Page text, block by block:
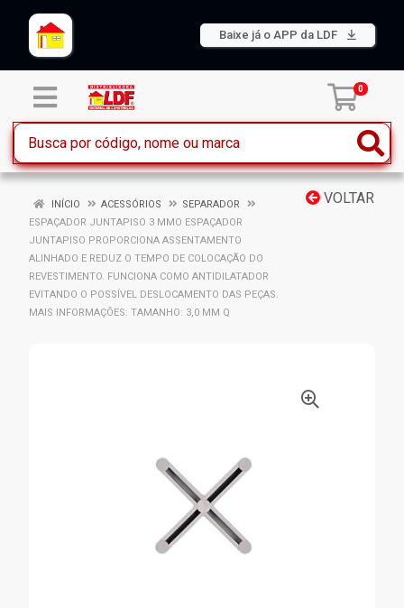
Baixe já o APP da LDF
0
VOLTAR
INÍCIO ACESSÓRIOS
SEPARADOR
ESPAÇADOR JUNTAPISO 3 MMO ESPAÇADOR
JUNTAPISO PROPORCIONA ASSENTAMENTO
ALINHADO E REDUZ O TEMPO DE COLOCAÇÃO DO
REVESTIMENTO. FUNCIONA COMO ANTIDILATADOR
EVITANDO O POSSÍVEL DESLOCAMENTO DAS PEÇAS.
MAIS INFORMAÇÕES: TAMANHO: 3,0 MM Q